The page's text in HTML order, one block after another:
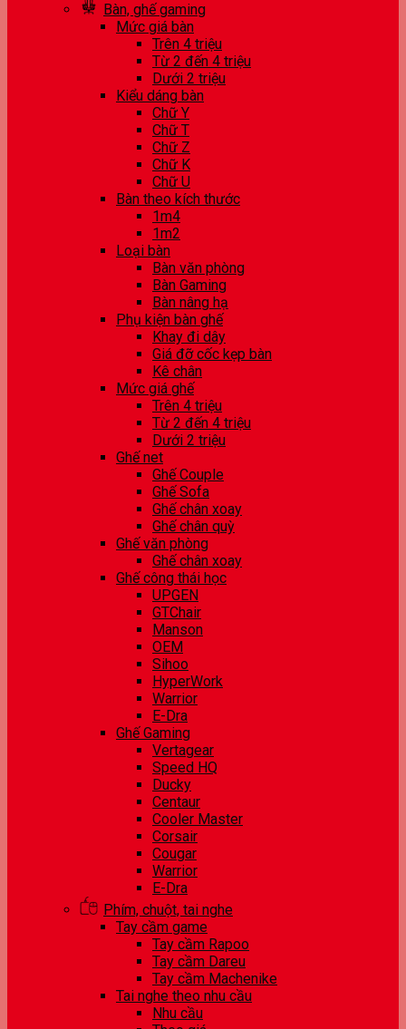
Bàn, ghế gaming
Mức giá bàn
Trên 4 triệu
Từ 2 đến 4 triệu
Dưới 2 triệu
Kiểu dáng bàn
Chữ Y
Chữ T
Chữ Z
Chữ K
Chữ U
Bàn theo kích thước
1m4
1m2
Loại bàn
Bàn văn phòng
Bàn Gaming
Bàn nâng hạ
Phụ kiện bàn ghế
Khay đi dây
Giá đỡ cốc kẹp bàn
Kê chân
Mức giá ghế
Trên 4 triệu
Từ 2 đến 4 triệu
Dưới 2 triệu
Ghế net
Ghế Couple
Ghế Sofa
Ghế chân xoay
Ghế chân quỳ
Ghế văn phòng
Ghế chân xoay
Ghế công thái học
UPGEN
GTChair
Manson
OEM
Sihoo
HyperWork
Warrior
E-Dra
Ghế Gaming
Vertagear
Speed HQ
Ducky
Centaur
Cooler Master
Corsair
Cougar
Warrior
E-Dra
Phím, chuột, tai nghe
Tay cầm game
Tay cầm Rapoo
Tay cầm Dareu
Tay cầm Machenike
Tai nghe theo nhu cầu
Nhu cầu